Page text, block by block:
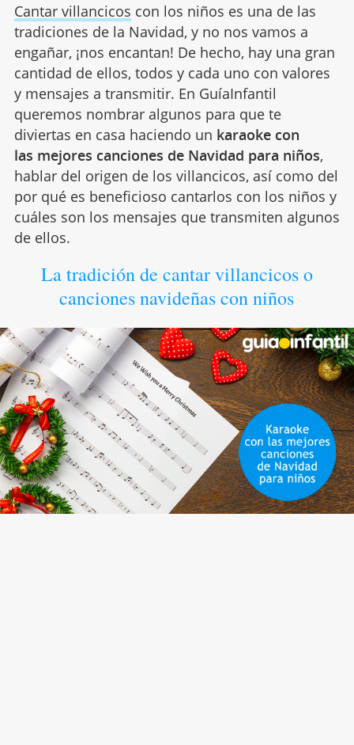
Cantar villancicos con los niños es una de las
tradiciones de la Navidad, y no nos vamos a
engañar, ¡nos encantan! De hecho, hay una gran
cantidad de ellos, todos y cada uno con valores
y mensajes a transmitir. En GuíaInfantil
queremos nombrar algunos para que te
diviertas en casa haciendo un karaoke con
las mejores canciones de Navidad para niños,
hablar del origen de los villancicos, así como del
por qué es beneficioso cantarlos con los niños y
cuáles son los mensajes que transmiten algunos
de ellos.
La tradición de cantar villancicos o
canciones navideñas con niños